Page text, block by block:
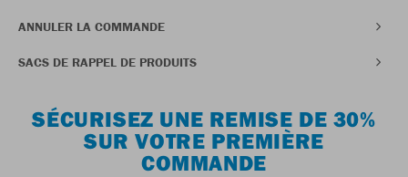
ANNULER LA COMMANDE
SACS DE RAPPEL DE PRODUITS
SÉCURISEZ UNE REMISE DE 30%
SUR VOTRE PREMIÈRE
COMMANDE